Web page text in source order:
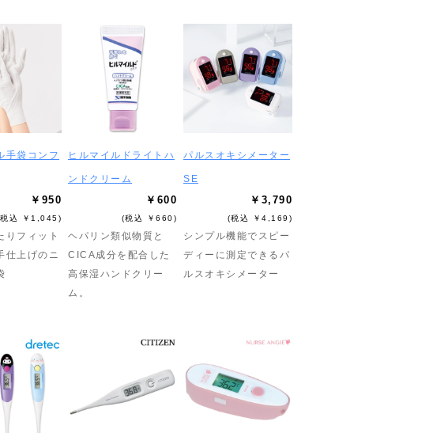
手袋コンフ
￥950
込 ￥1,045)
りフィット
仕上げのニ
ヒルマイルドライトハ
ンドクリーム
￥600
(税込 ￥660)
ヘパリン類似物質と
CICA成分を配合した
高保湿ハンドクリー
ム。
パルスオキシメーター
SE
￥3,790
(税込 ￥4,169)
シンプル機能でスピー
ディーに測定できるパ
ルスオキシメーター